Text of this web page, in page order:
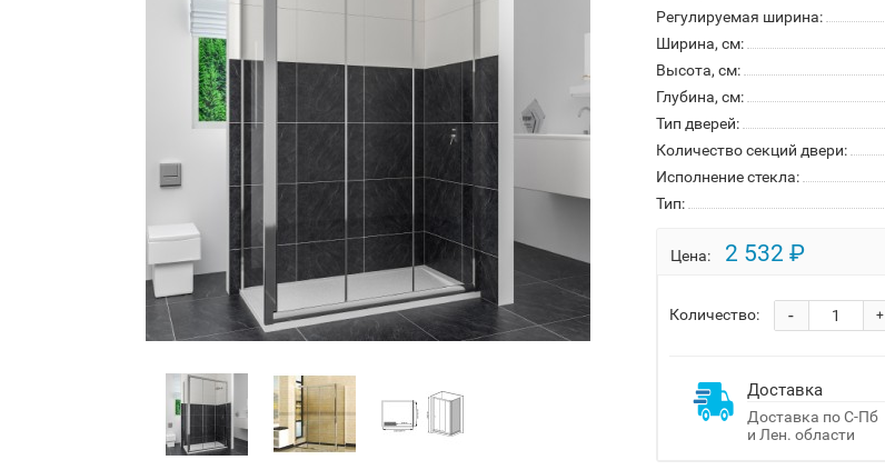
Регулируемая ширина:
Ширина, см:
Высота, см:
Глубина, см:
Тип дверей:
Количество секций двери:
Исполнение стекла:
Тип:
Цена: 2 532 ₽
Количество: +
-
Доставка
Доставка по С-Пб
и Лен. области